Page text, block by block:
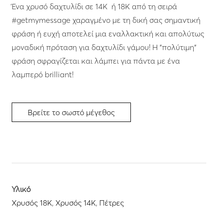
Ένα χρυσό δαχτυλίδι σε 14K ή 18K από τη σειρά
#getmymessage χαραγμένο με τη δική σας σημαντική
φράση ή ευχή αποτελεί μια εναλλακτική και απολύτως
μοναδική πρόταση για δαχτυλίδι γάμου! Η "πολύτιμη"
φράση σφραγίζεται και λάμπει για πάντα με ένα
Βρείτε το σωστό μέγεθος
Υλικό
Χρυσός 18K, Χρυσός 14K, Πέτρες